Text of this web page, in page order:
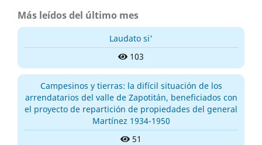
Más leídos del último mes
Laudato si'
103
Campesinos y tierras: la difícil situación de los
arrendatarios del valle de Zapotitán, beneficiados con
el proyecto de repartición de propiedades del general
Martínez 1934-1950
51